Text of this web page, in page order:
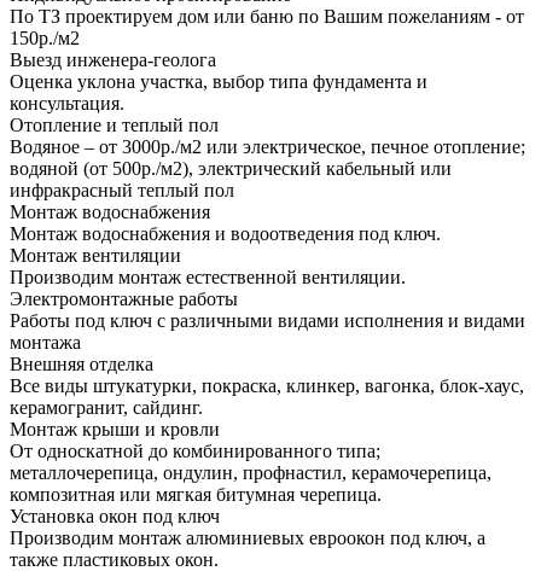
По ТЗ проектируем дом или баню по Вашим пожеланиям - от
150р./м2
Выезд инженера-геолога
Оценка уклона участка, выбор типа фундамента и
консультация.
Отопление и теплый пол
Водяное – от 3000р./м2 или электрическое, печное отопление;
водяной (от 500р./м2), электрический кабельный или
инфракрасный теплый пол
Монтаж водоснабжения
Монтаж водоснабжения и водоотведения под ключ.
Монтаж вентиляции
Производим монтаж естественной вентиляции.
Электромонтажные работы
Работы под ключ с различными видами исполнения и видами
монтажа
Внешняя отделка
Все виды штукатурки, покраска, клинкер, вагонка, блок-хаус,
керамогранит, сайдинг.
Монтаж крыши и кровли
От односкатной до комбинированного типа;
металлочерепица, ондулин, профнастил, керамочерепица,
композитная или мягкая битумная черепица.
Установка окон под ключ
Производим монтаж алюминиевых евроокон под ключ, а
также пластиковых окон.